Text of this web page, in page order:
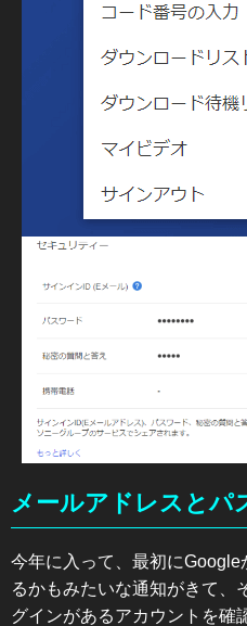
メールアドレスとパ
今年に入って、最初に
るかもみたいな通知がきて、
グインがあるアカウントを確